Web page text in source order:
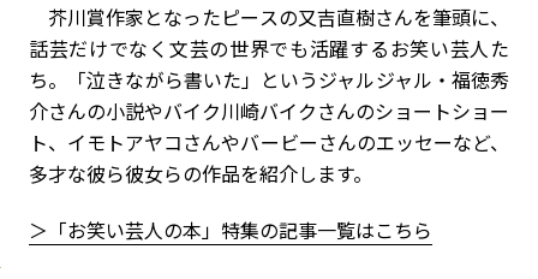
芥川賞作家となったピースの又吉直樹さんを筆頭に、
話芸だけでなく文芸の世界でも活躍するお笑い芸人た
ち。「泣きながら書いた」というジャルジャル・福徳秀
介さんの小説やバイク川崎バイクさんのショートショー
ト、イモトアヤコさんやバービーさんのエッセーなど、
多才な彼ら彼女らの作品を紹介します。
＞「お笑い芸人の本」特集の記事一覧はこちら